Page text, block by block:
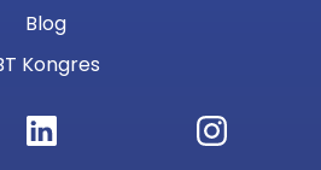
Blog
Kongres